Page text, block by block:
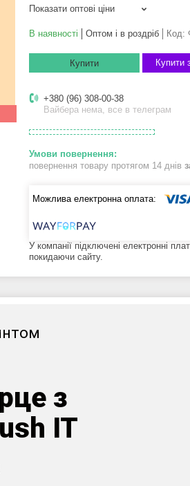
Показати оптові ціни
В наявності Оптом і в роздріб Код:
Купити Купити
+380 (96) 308-00-38
Вайбера нема, все в телеграм
повернення товару протягом 14 днів
У компанії підключені електронні
покидаючи сайту.
з
IT